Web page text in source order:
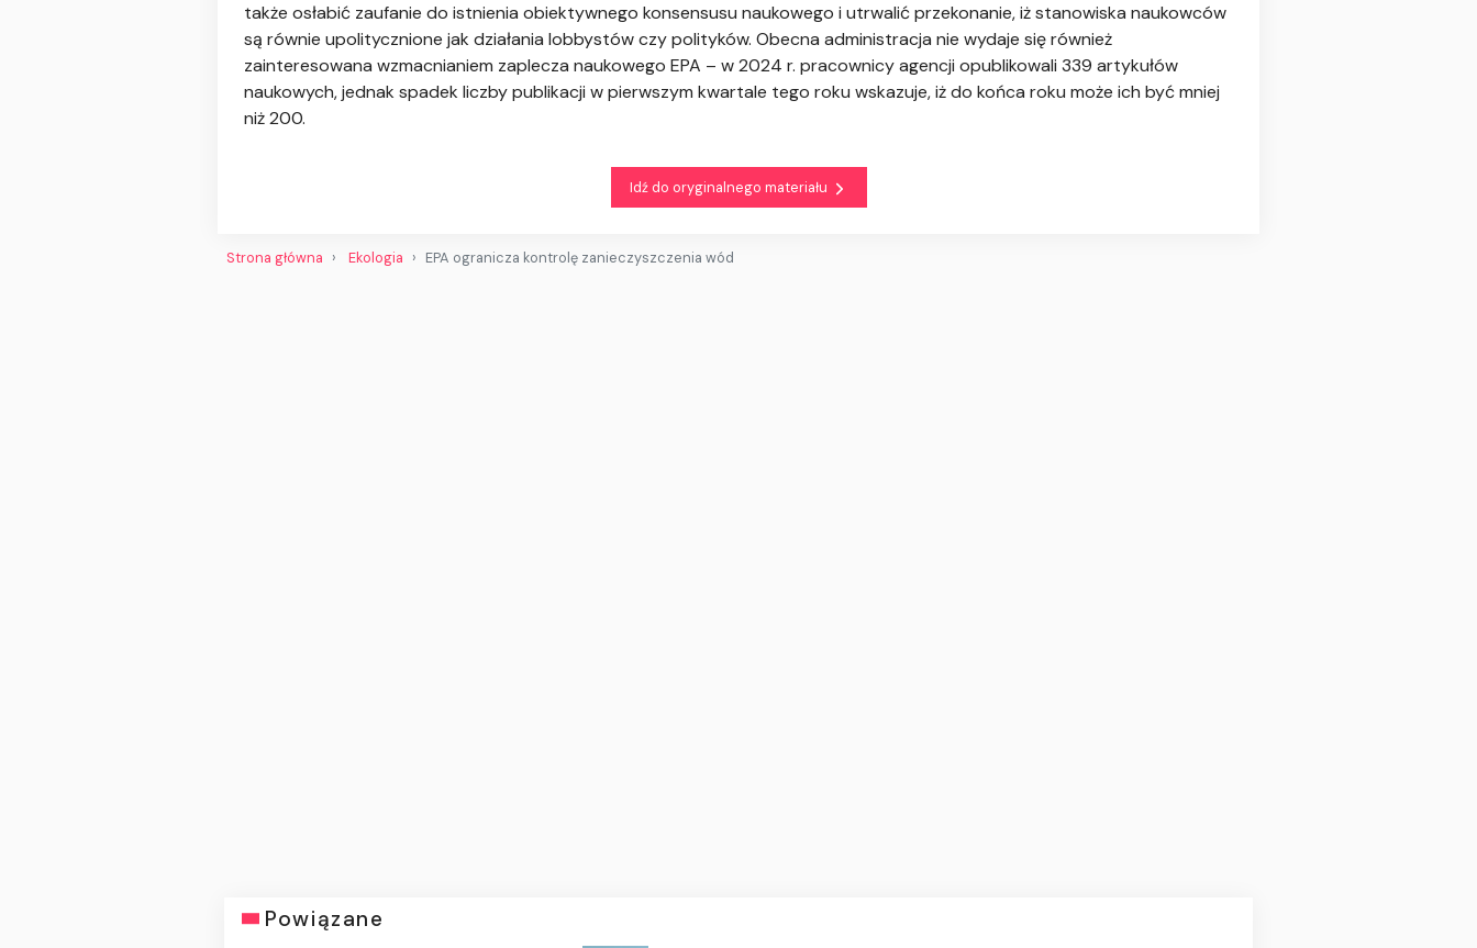
także osłabić zaufanie do istnienia obiektywnego konsensusu naukowego i utrwalić przekonanie, iż stanowiska naukowców
są równie upolitycznione jak działania lobbystów czy polityków. Obecna administracja nie wydaje się również
zainteresowana wzmacnianiem zaplecza naukowego EPA – w 2024 r. pracownicy agencji opublikowali 339 artykułów
naukowych, jednak spadek liczby publikacji w pierwszym kwartale tego roku wskazuje, iż do końca roku może ich być mniej
niż 200.
Idź do oryginalnego materiału
Strona główna Ekologia EPA ogranicza kontrolę zanieczyszczenia wód
Powiązane